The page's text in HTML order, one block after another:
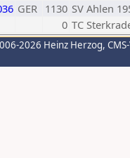
GER 1130 SV Ahlen
0 TC
2026 Heinz Herzog,